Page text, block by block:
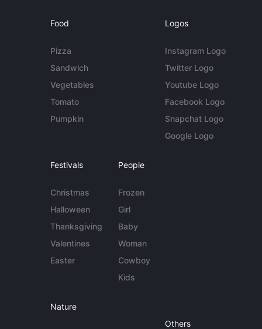
Food
Pizza
Sandwich
Vegetables
Tomato
Pumpkin
Logos
Instagram Logo
Twitter Logo
Youtube Logo
Facebook Logo
Snapchat Logo
Google Logo
Festivals
Christmas
Halloween
Thanksgiving
Valentines
Easter
People
Frozen
Girl
Baby
Woman
Cowboy
Kids
Nature
Others